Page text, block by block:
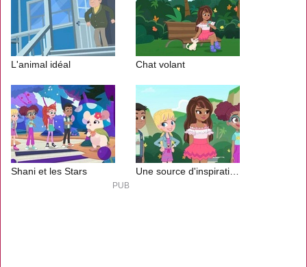
L'animal idéal Chat volant
Shani et les Stars